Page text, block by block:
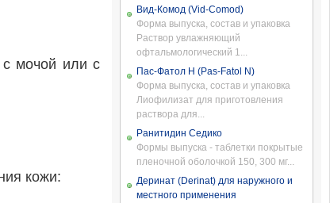
с мочой или с
кожи:
Вид-Комод (Vid-Comod)
Форма выпуска, состав и упаковка
Раствор увлажняющий
офтальмологический 1...
Пас-Фатол Н (Pas-Fatol N)
Форма выпуска, состав и упаковка
Лиофилизат для приготовления
раствора для...
Ранитидин Седико
Формы выпуска - таблетки покрытые
пленочной оболочкой 150, 300 мг...
Деринат (Derinat) для наружного и
местного применения